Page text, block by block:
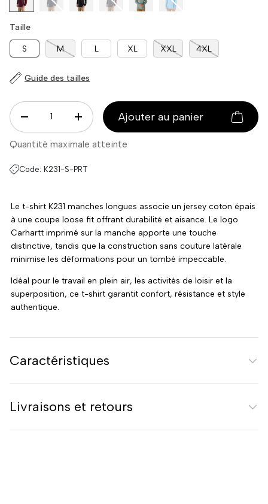
Taille
S M L XL XXL 4XL
Guide des tailles
Qté
DECREASE QUANTITYINCREASE QUANTITY
Ajouter au panier
Quantité maximale atteinte
Code: K231-S-PRT
Le t-shirt K231 manches longues associe un jersey coton épais
à une coupe loose fit offrant durabilité et aisance. Le logo
Carhartt imprimé sur la manche apporte une touche
distinctive, tandis que la construction sans couture latérale
minimise les déformations pour un tombé impeccable.
Idéal pour le travail en plein air, les activités de loisir et la
superposition, ce t-shirt garantit confort, résistance et style
authentique.
Caractéristiques
Livraisons et retours